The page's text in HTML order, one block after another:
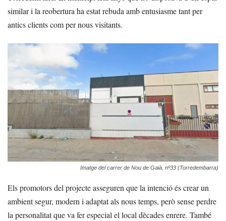
similar i la reobertura ha estat rebuda amb entusiasme tant per
antics clients com per nous visitants.
Imatge del carrer de Nou de Gaià, nº33 (Torredembarra)
Els promotors del projecte asseguren que la intenció és crear un
ambient segur, modern i adaptat als nous temps, però sense perdre
la personalitat que va fer especial el local dècades enrere. També